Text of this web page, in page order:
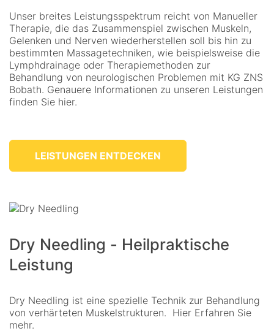
Unser breites Leistungsspektrum reicht von Manueller
Therapie, die das Zusammenspiel zwischen Muskeln,
Gelenken und Nerven wiederherstellen soll bis hin zu
bestimmten Massagetechniken, wie beispielsweise die
Lymphdrainage oder Therapiemethoden zur
Behandlung von neurologischen Problemen mit KG ZNS
Bobath. Genauere Informationen zu unseren Leistungen
finden Sie hier.
LEISTUNGEN ENTDECKEN
Dry Needling - Heilpraktische
Leistung
Dry Needling ist eine spezielle Technik zur Behandlung
von verhärteten Muskelstrukturen. Hier Erfahren Sie
mehr.